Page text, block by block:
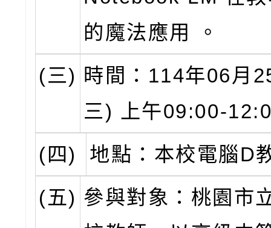
的魔法應用 。
(三) 時間：114年06月
三) 上午09:00-
(四)
地點：本校電腦D
(五) 參與對象：桃園市